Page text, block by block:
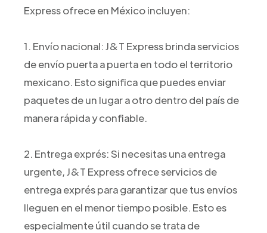
Express ofrece en México incluyen:
1. Envío nacional: J&T Express brinda servicios
de envío puerta a puerta en todo el territorio
mexicano. Esto significa que puedes enviar
paquetes de un lugar a otro dentro del país de
manera rápida y confiable.
2. Entrega exprés: Si necesitas una entrega
urgente, J&T Express ofrece servicios de
entrega exprés para garantizar que tus envíos
lleguen en el menor tiempo posible. Esto es
especialmente útil cuando se trata de